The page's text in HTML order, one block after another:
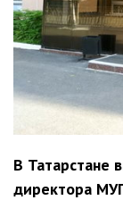
В Татарстане
директора